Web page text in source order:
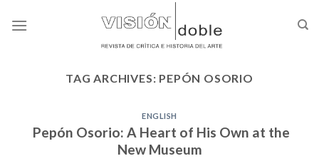
TAG ARCHIVES: PEPÓN OSORIO
ENGLISH
Pepón Osorio: A Heart of His Own at the
New Museum